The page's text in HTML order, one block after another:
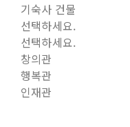
기숙사 건물
선택하세요.
선택하세요.
창의관
행복관
인재관